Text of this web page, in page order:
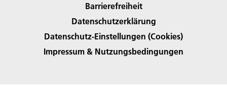
Barrierefreiheit
Datenschutzerklärung
Datenschutz-Einstellungen (Cookies)
Impressum & Nutzungsbedingungen